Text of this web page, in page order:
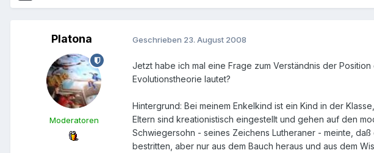
Platona
Moderatoren
Geschrieben 23. August 2008
Jetzt habe ich mal eine Frage zum Verständnis der
Evolutionstheorie lautet?
Hintergrund: Bei meinem Enkelkind ist ein Kind in der
Eltern sind kreationistisch eingestellt und gehen auf den
Schwiegersohn - seines Zeichens Lutheraner - meinte,
bestritten, aber nur aus dem Bauch heraus und aus dem